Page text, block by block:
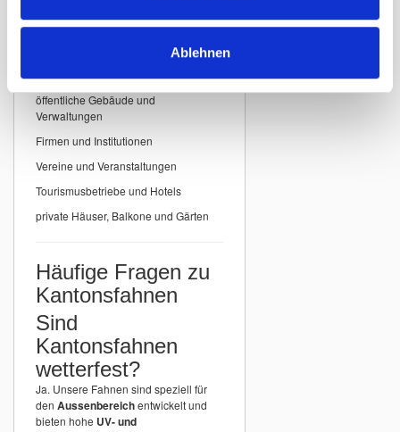
Ablehnen
Kantonsfahnen
Kantonsfahnen der Schweiz
öffentliche Gebäude und
Verwaltungen
Firmen und Institutionen
Vereine und Veranstaltungen
Tourismusbetriebe und Hotels
private Häuser, Balkone und Gärten
Häufige Fragen zu
Kantonsfahnen
Sind
Kantonsfahnen
wetterfest?
Ja. Unsere Fahnen sind speziell für
den Aussenbereichentwickelt und
bieten hohe UV- und